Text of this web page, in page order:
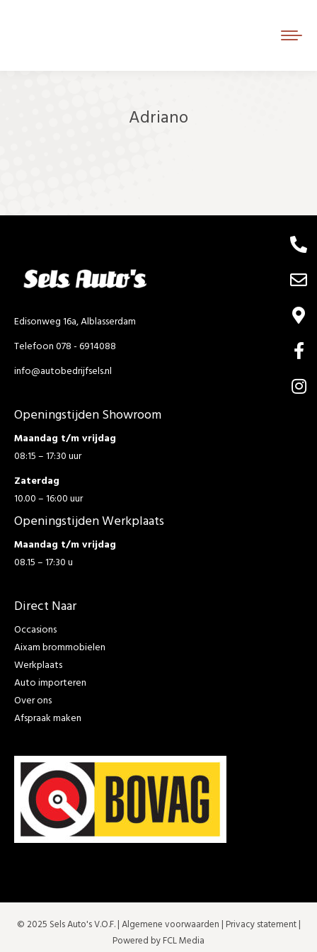
Adriano
Edisonweg 16a, Alblasserdam
Telefoon 078 - 6914088
info@autobedrijfsels.nl
Openingstijden Showroom
Maandag t/m vrijdag
08:15 – 17:30 uur
Zaterdag
10.00 – 16:00 uur
Openingstijden Werkplaats
Maandag t/m vrijdag
08.15 – 17:30 u
Direct Naar
Occasions
Aixam brommobielen
Werkplaats
Auto importeren
Over ons
Afspraak maken
© 2025 Sels Auto's V.O.F. |Algemene voorwaarden | Privacy statement|
Powered by FCL Media